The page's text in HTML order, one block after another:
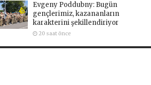
Evgeny Poddubny: Bugün
gençlerimiz, kazananların
karakterini şekillendiriyor
20 saat önce